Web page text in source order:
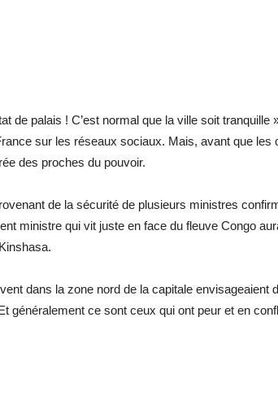
de palais ! C’est normal que la ville soit
sur les réseaux sociaux. Mais, avant que les
des proches du pouvoir.
de la sécurité de plusieurs ministres
ministre qui vit juste en face du fleuve Congo
dans la zone nord de la capitale envisageaient
généralement ce sont ceux qui ont peur et en